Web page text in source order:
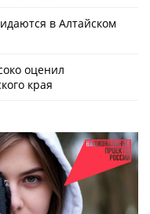
в Алтайском
оценил
края